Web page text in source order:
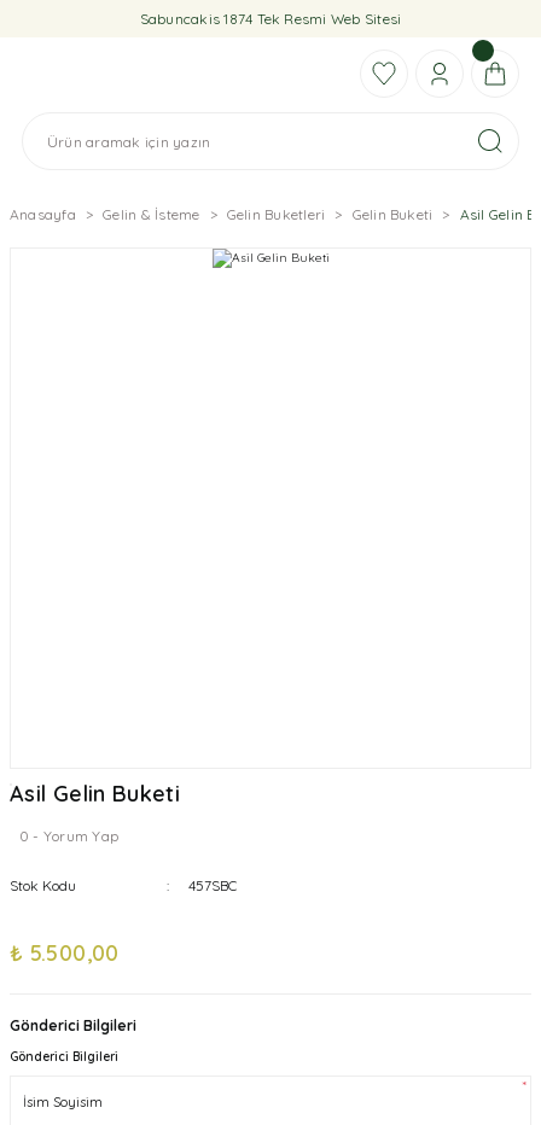
Sabuncakis 1874 Tek Resmi Web Sitesi
Anasayfa Gelin & İsteme Gelin Buketleri Gelin Buketi Asil Gelin
Asil Gelin Buketi
0 - Yorum Yap
Stok Kodu 457SBC
₺ 5.500,00
Gönderici Bilgileri
Gönderici Bilgileri
*